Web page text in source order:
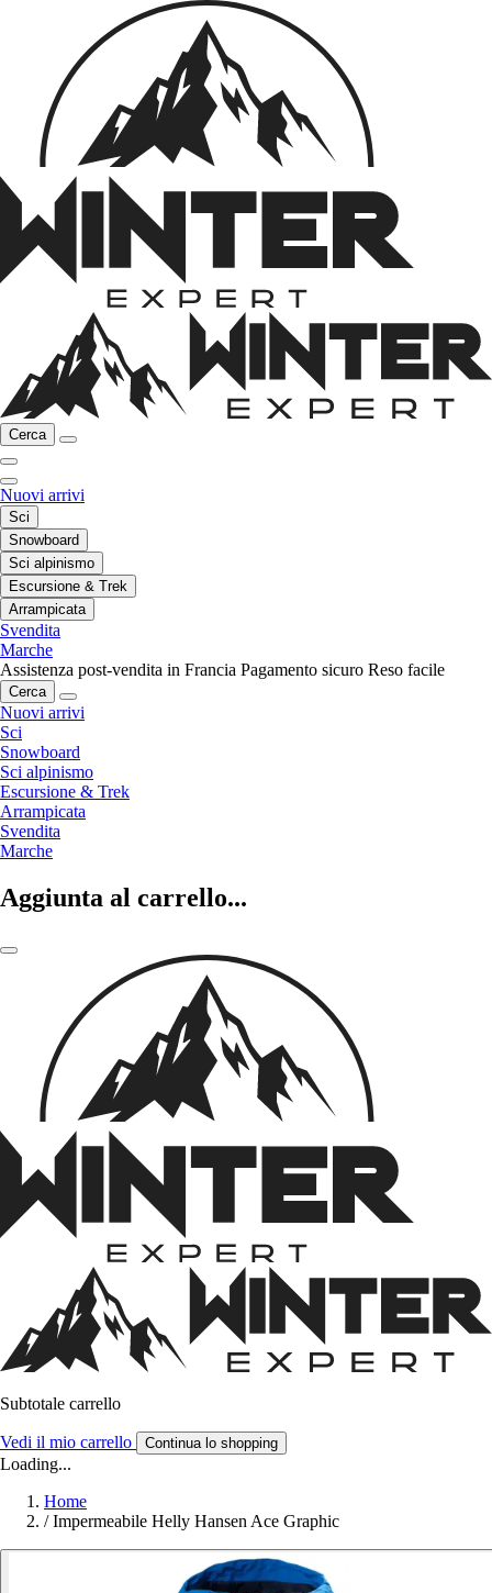
Cerca
Nuovi arrivi
Sci
Snowboard
Sci alpinismo
Escursione & Trek
Arrampicata
Svendita
Marche
Assistenza post-vendita in Francia Pagamento sicuro Reso facile
Cerca
Nuovi arrivi
Sci
Snowboard
Sci alpinismo
Escursione & Trek
Arrampicata
Svendita
Marche
Aggiunta al carrello...
Subtotale carrello
Vedi il mio carrello Continua lo shopping
Loading...
Home
/ Impermeabile Helly Hansen Ace Graphic